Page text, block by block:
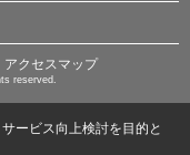
アクセスマップ
reserved.
ービス向上検討を目的と